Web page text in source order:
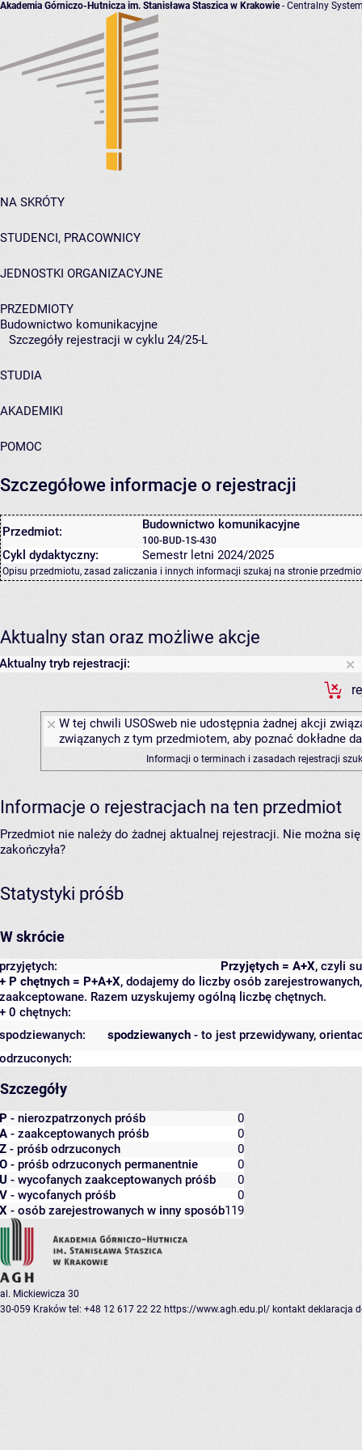
Akademia Górniczo-Hutnicza im. Stanisława Staszica w Krakowie- Centralny
NA SKRÓTY
STUDENCI, PRACOWNICY
JEDNOSTKI ORGANIZACYJNE
PRZEDMIOTY
Budownictwo komunikacyjne
Szczegóły rejestracji w cyklu 24/25-L
STUDIA
AKADEMIKI
POMOC
Szczegółowe informacje o rejestracji
Przedmiot: Budownictwo komunikacyjne
100-BUD-1S-430
Cykl dydaktyczny: Semestr letni 2024/2025
Opisu przedmiotu, zasad zaliczania i innych informacji szukaj na stronie
Aktualny stan oraz możliwe akcje
Aktualny tryb rejestracji:
W tej chwili USOSweb nie udostępnia żadnej akcji
związanych z tym przedmiotem, aby poznać dokładne
Informacji o terminach i zasadach rejestracji
Informacje o rejestracjach na ten przedmiot
Przedmiot nie należy do żadnej aktualnej rejestracji. Nie można
zakończyła?
Statystyki próśb
W skrócie
Przyjętych = A+X, czyli
przyjętych:
+ P chętnych = P+A+X, dodajemy do liczby osób
zaakceptowane. Razem uzyskujemy ogólną liczbę chętnych.
+ 0 chętnych:
spodziewanych - to jest przewidywany,
spodziewanych:
odrzuconych:
Szczegóły
P - nierozpatrzonych próśb
0
A - zaakceptowanych próśb
0
Z - próśb odrzuconych
0
O - próśb odrzuconych permanentnie
0
U - wycofanych zaakceptowanych próśb
0
V - wycofanych próśb
0
X - osób zarejestrowanych w inny sposób119
al. Mickiewicza 30
30-059 Kraków tel: +48 12 617 22 22 https://www.agh.edu.pl/ kontakt deklaracja